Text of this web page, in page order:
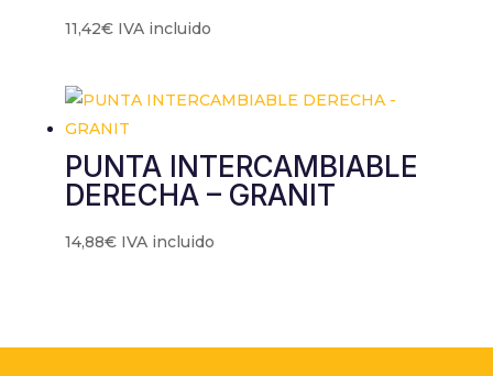
11,42€ IVA incluido
PUNTA INTERCAMBIABLE
DERECHA – GRANIT
14,88€ IVA incluido